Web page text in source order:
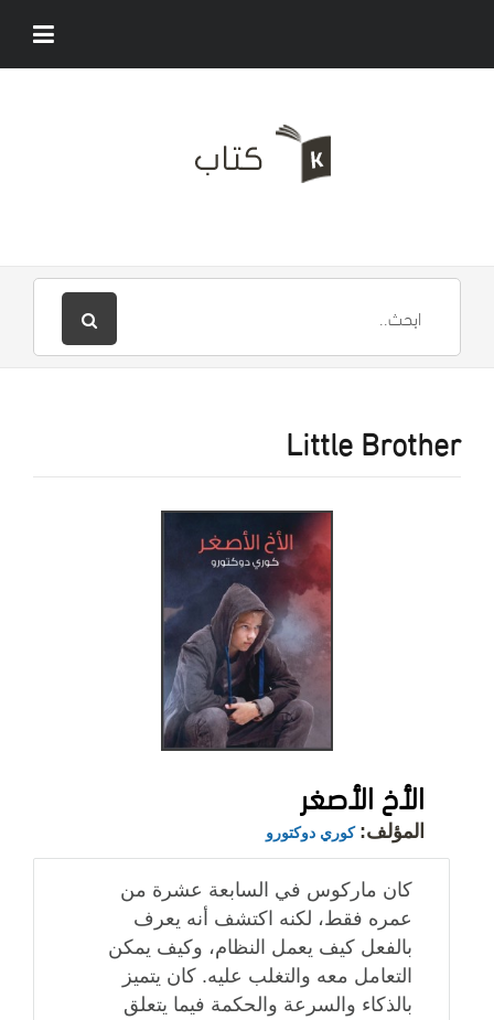
Little Brother
الأخ الأصغر
المؤلف: كوري دوكتورو
كان ماركوس في السابعة عشرة من
عمره فقط، لكنه اكتشف أنه يعرف
بالفعل كيف يعمل النظام، وكيف يمكن
التعامل معه والتغلب عليه. كان يتميز
بالذكاء والسرعة والحكمة فيما يتعلق